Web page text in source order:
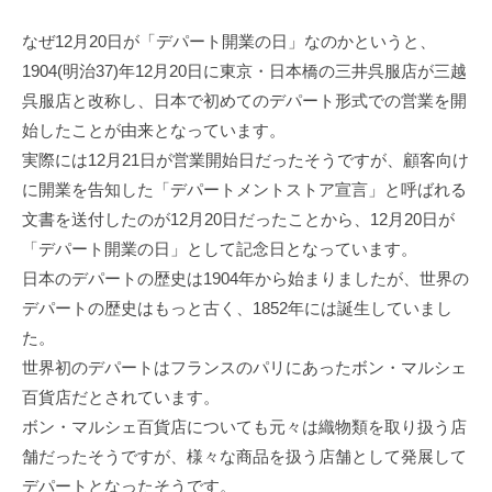
なぜ12月20日が「デパート開業の日」なのかというと、
1904(明治37)年12月20日に東京・日本橋の三井呉服店が三越
呉服店と改称し、日本で初めてのデパート形式での営業を開
始したことが由来となっています。
実際には12月21日が営業開始日だったそうですが、顧客向け
に開業を告知した「デパートメントストア宣言」と呼ばれる
文書を送付したのが12月20日だったことから、12月20日が
「デパート開業の日」として記念日となっています。
日本のデパートの歴史は1904年から始まりましたが、世界の
デパートの歴史はもっと古く、1852年には誕生していまし
た。
世界初のデパートはフランスのパリにあったボン・マルシェ
百貨店だとされています。
ボン・マルシェ百貨店についても元々は織物類を取り扱う店
舗だったそうですが、様々な商品を扱う店舗として発展して
デパートとなったそうです。